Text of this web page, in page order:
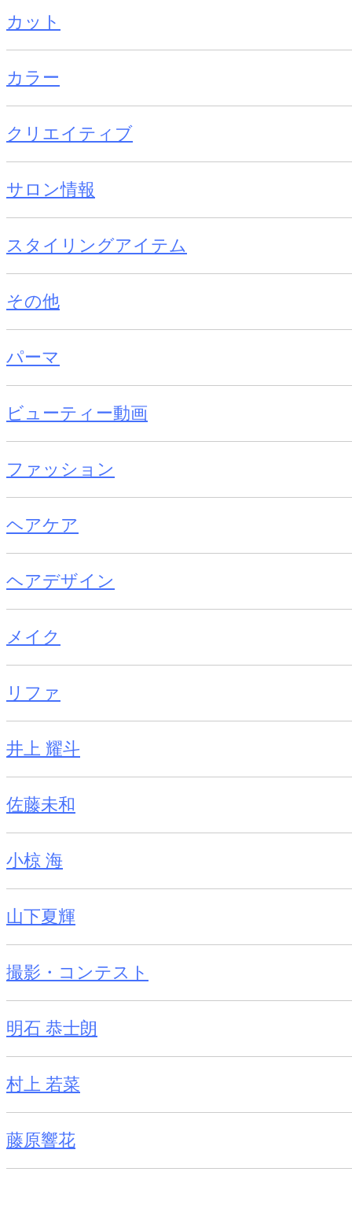
カット
カラー
クリエイティブ
サロン情報
スタイリングアイテム
その他
パーマ
ビューティー動画
ファッション
ヘアケア
ヘアデザイン
メイク
リファ
井上 耀斗
佐藤未和
小椋 海
山下夏輝
撮影・コンテスト
明石 恭士朗
村上 若菜
藤原響花